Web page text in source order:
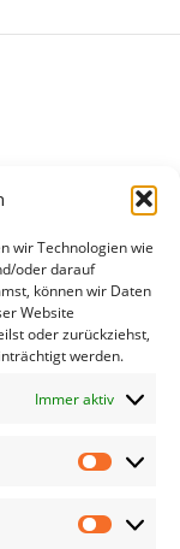
wir Technologien wie
oder darauf
können wir Daten
Website
oder zurückziehst,
werden.
Immer aktiv